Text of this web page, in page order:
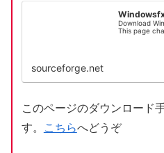
Download
This page
sourceforge.net
このページのダウンロード
す。
こちらへどうぞ